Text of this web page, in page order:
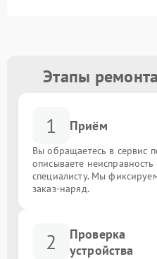
Этапы
1 Приём
Вы обращаетесь в сервис
описываете
специалисту. Мы
заказ-наряд.
2
Проверка
устройства